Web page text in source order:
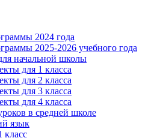
2024 года
2025-2026 учебного года
начальной школы
для 1 класса
для 2 класса
для 3 класса
для 4 класса
в средней школе
язык
класс